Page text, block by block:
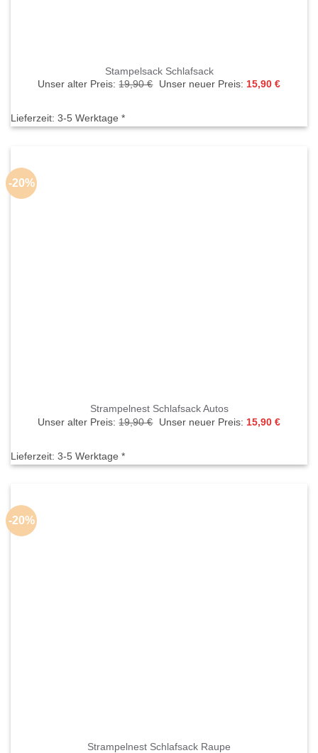
Stampelsack Schlafsack
Unser alter Preis: 19,90€
Ursprünglicher
Unser neuer Preis: 15,90 €Aktueller
Lieferzeit: 3-5 Werktage *
-20%
Strampelnest Schlafsack Autos
Unser alter Preis: 19,90€
Ursprünglicher
Unser neuer Preis: 15,90 €Aktueller
Lieferzeit: 3-5 Werktage *
-20%
Strampelnest Schlafsack Raupe